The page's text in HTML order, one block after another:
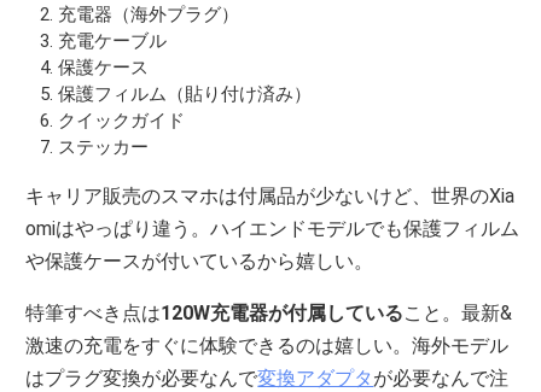
充電器（海外プラグ）
充電ケーブル
保護ケース
保護フィルム（貼り付け済み）
クイックガイド
ステッカー
キャリア販売のスマホは付属品が少ないけど、世界のXia
omiはやっぱり違う。ハイエンドモデルでも保護フィルム
や保護ケースが付いているから嬉しい。
特筆すべき点は120W充電器が付属していること。最新&
激速の充電をすぐに体験できるのは嬉しい。海外モデル
はプラグ変換が必要なんで変換アダプタ が必要なんで注